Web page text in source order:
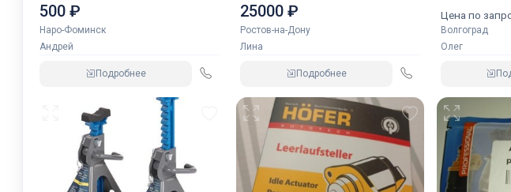
500 ₽
Наро-Фоминск
Андрей
Подробнее
25000 ₽
Ростов-на-Дону
Лина
Подробнее
Цена по
Волгоград
Олег